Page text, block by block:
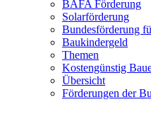
BAFA Förderung
Solarförderung
Bundesförderung
Baukindergeld
Themen
Kostengünstig
Übersicht
Förderungen der